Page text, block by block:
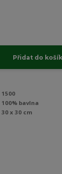
Přidat do
1500
100% bavlna
30 x 30 cm